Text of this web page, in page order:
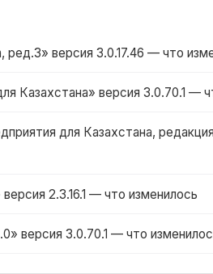
версия 3.0.17.46 — что
Казахстана» версия 3.0.70.1 —
для Казахстана,
2.3.16.1 — что изменилось
версия 3.0.70.1 — что